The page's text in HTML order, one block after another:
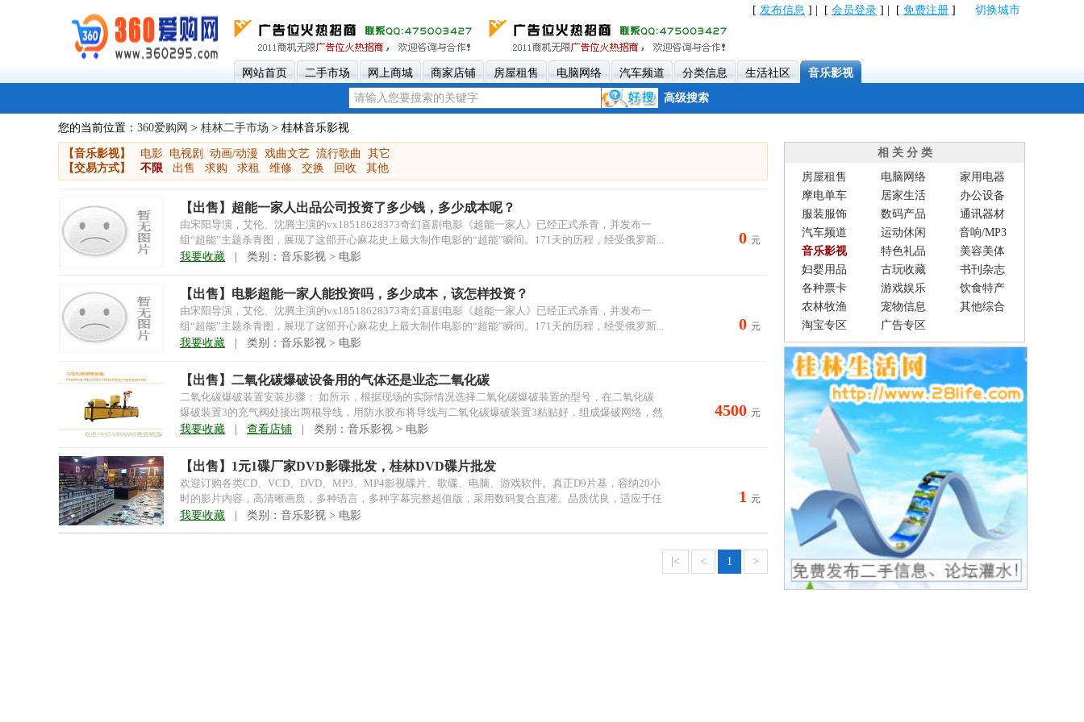
[ 发布信息 ] | [ 会员登录 ] | [ 免费注册 ] 切换城市
网站首页 二手市场 网上商城 商家店铺 房屋租售 电脑网络 汽车频道 分类信息 生活社区 音乐影视
高级搜索
您的当前位置： 360爱购网 > 桂林二手市场 > 桂林音乐影视
【音乐影视】 电影 电视剧 动画/动漫 戏曲文艺 流行歌曲
其它
【交易方式】
不限 出售 求购 求租 维修 交换 回收 其他
【出售】超能一家人出品公司投资了多少钱，多少成本呢？
由宋阳导演，艾伦、沈腾主演的vx18518628373奇幻喜剧电影《超能一家人》已经正式杀青，并发布一
组“超能”主题杀青图，展现了这部开心麻花史上最大制作电影的“超能”瞬间。171天的历程，经受俄罗斯...
我要收藏 | 类别：音乐影视 > 电影
0 元
【出售】电影超能一家人能投资吗，多少成本，该怎样投资？
由宋阳导演，艾伦、沈腾主演的vx18518628373奇幻喜剧电影《超能一家人》已经正式杀青，并发布一
组“超能”主题杀青图，展现了这部开心麻花史上最大制作电影的“超能”瞬间。171天的历程，经受俄罗斯...
我要收藏 | 类别：音乐影视 > 电影
0 元
【出售】二氧化碳爆破设备用的气体还是业态二氧化碳
二氧化碳爆破装置安装步骤： 如所示，根据现场的实际情况选择二氧化碳爆破装置的型号，在二氧化碳
爆破装置3的充气阀处接出两根导线，用防水胶布将导线与二氧化碳爆破装置3粘贴好，组成爆破网络，然
后将连好...
我要收藏 查看店铺 | 类别：音乐影视 > 电影
4500 元
【出售】1元1碟厂家DVD影碟批发，桂林DVD碟片批发
欢迎订购各类CD、VCD、DVD、MP3、MP4影视碟片、歌碟、电脑、游戏软件。真正D9片基，容纳20小
时的影片内容，高清晰画质，多种语言，多种字幕完整超值版，采用数码复合直灌。品质优良，适应于任
何D...
我要收藏 | 类别：音乐影视 > 电影
1 元
|< < 1 >
相 关 分 类
房屋租售
电脑网络
家用电器
摩电单车
居家生活
办公设备
服装服饰
数码产品
通讯器材
汽车频道
运动休闲
音响/MP3
音乐影视
特色礼品
美容美体
妇婴用品
古玩收藏
书刊杂志
各种票卡
游戏娱乐
饮食特产
农林牧渔
宠物信息
其他综合
淘宝专区
广告专区